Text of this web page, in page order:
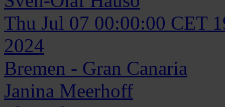
Thu Jul 07 00:00:00 CET
2024
Bremen - Gran Canaria
Janina Meerhoff